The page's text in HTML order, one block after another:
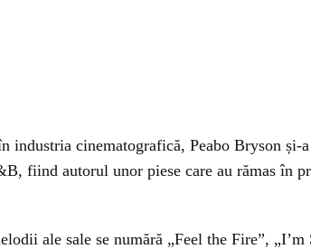
industria cinematografică, Peabo Bryson și-
fiind autorul unor piese care au rămas în
ale sale se numără „Feel the Fire”,